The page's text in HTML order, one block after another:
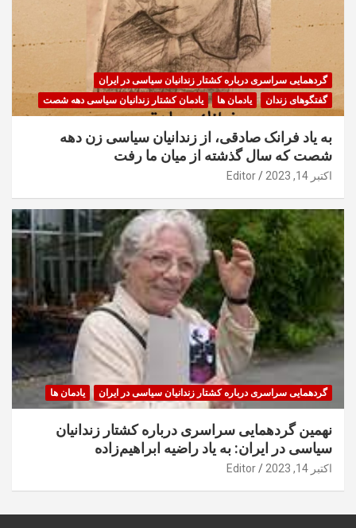
گردهمایی سراسری درباره کشتار زندانیان سیاسی در ایران
گفتگوهای زندان
یادمان ها یادمان کشتار زندانیان سیاسی دهه شصت
به یاد فرانک صادقی، از زندانیان سیاسی زن دهه
شصت که سال گذشته از میان ما رفت
اکتبر 14, 2023 Editor
گردهمایی سراسری درباره کشتار زندانیان سیاسی در ایران یادمان ها
نهمین گردهمایی سراسری درباره کشتار زندانیان
سیاسی در ایران: به یاد راضیه ابراهیم‌زاده
اکتبر 14, 2023 Editor